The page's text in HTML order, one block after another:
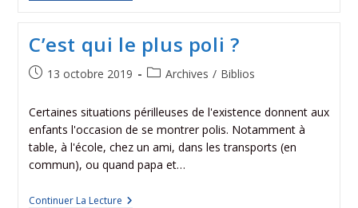
C’est qui le plus poli ?
13 octobre 2019 Archives / Biblios
Certaines situations périlleuses de l'existence donnent aux
enfants l'occasion de se montrer polis. Notamment à
table, à l'école, chez un ami, dans les transports (en
commun), ou quand papa et…
Continuer La Lecture